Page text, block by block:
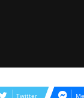
Twitter